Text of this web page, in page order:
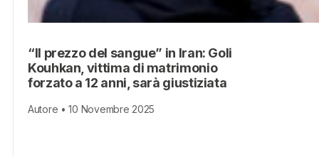
“Il prezzo del sangue” in Iran: Goli
Kouhkan, vittima di matrimonio
forzato a 12 anni, sarà giustiziata
Autore • 10 Novembre 2025